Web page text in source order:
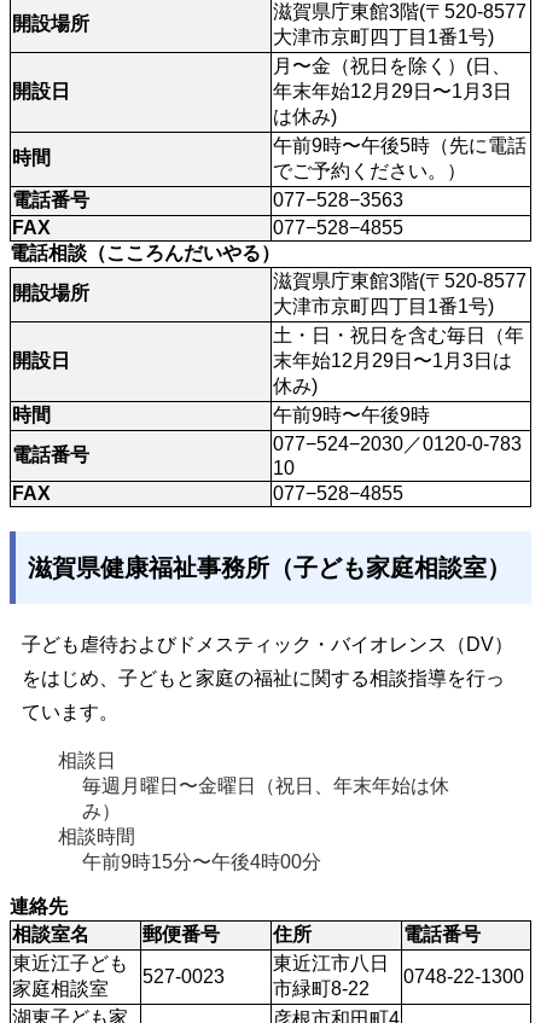
開設場所
滋賀県庁東館3階(〒520-8577
大津市京町四丁目1番1号)
開設日
月〜金（祝日を除く）(日、
年末年始12月29日〜1月3日
は休み)
時間
午前9時〜午後5時（先に電話
でご予約ください。）
電話番号
077−528−3563
FAX
077−528−4855
電話相談（こころんだいやる）
開設場所
滋賀県庁東館3階(〒520-8577
大津市京町四丁目1番1号)
開設日
土・日・祝日を含む毎日（年
末年始12月29日〜1月3日は
休み)
時間
午前9時〜午後9時
電話番号
077−524−2030／0120-0-783
10
FAX
077−528−4855
滋賀県健康福祉事務所（子ども家庭相談室）
子ども虐待およびドメスティック・バイオレンス（DV）
をはじめ、子どもと家庭の福祉に関する相談指導を行っ
ています。
相談日
毎週月曜日〜金曜日（祝日、年末年始は休
み）
相談時間
午前9時15分〜午後4時00分
連絡先
相談室名
郵便番号 住所
電話番号
東近江子ども
家庭相談室
527-0023
東近江市八日
市緑町8-22
0748-22-1300
湖東子ども家
彦根市和田町4